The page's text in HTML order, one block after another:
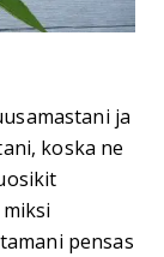
ja
koska ne
pensas